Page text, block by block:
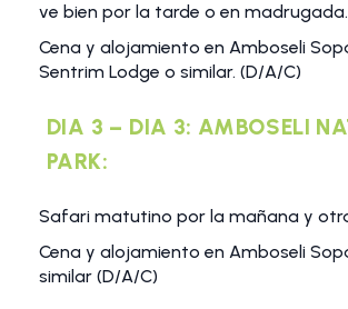
ve bien por la tarde o en madrugada.
Cena y alojamiento en Amboseli
Sentrim Lodge o similar. (D/A/C)
DIA 3 – DIA 3: AMBOSELI
PARK:
Safari matutino por la mañana y
Cena y alojamiento en Amboseli
similar (D/A/C)